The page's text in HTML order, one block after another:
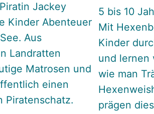
Jackey
Kinder Abenteuer
Aus
Landratten
Matrosen und
einen
Piratenschatz.
5 bis 10
Mit
Kinder
und lernen
wie man
prägen